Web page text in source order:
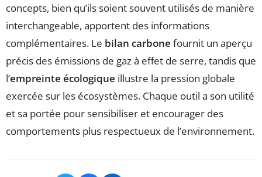
concepts, bien qu’ils soient souvent utilisés de manière
interchangeable, apportent des informations
complémentaires. Le bilan carbone fournit un aperçu
précis des émissions de gaz à effet de serre, tandis que
l’empreinte écologique illustre la pression globale
exercée sur les écosystèmes. Chaque outil a son utilité
et sa portée pour sensibiliser et encourager des
comportements plus respectueux de l’environnement.